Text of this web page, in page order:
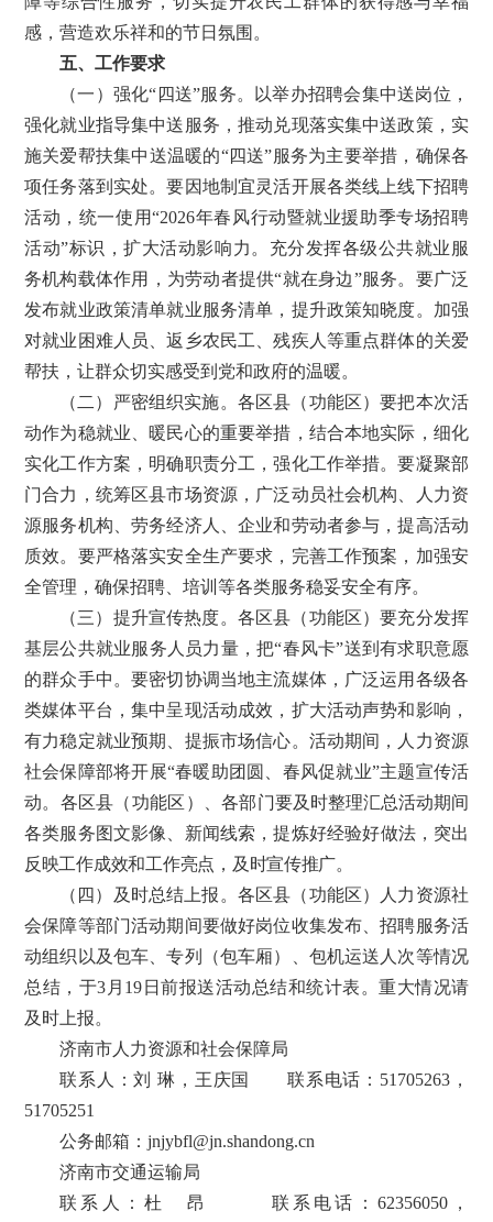
感，营造欢乐祥和的节日氛围。
五、工作要求
（一）强化“四送”服务。以举办招聘会集中送岗位，
强化就业指导集中送服务，推动兑现落实集中送政策，实
施关爱帮扶集中送温暖的“四送”服务为主要举措，确保各
项任务落到实处。要因地制宜灵活开展各类线上线下招聘
活动，统一使用“2026年春风行动暨就业援助季专场招聘
活动”标识，扩大活动影响力。充分发挥各级公共就业服
务机构载体作用，为劳动者提供“就在身边”服务。要广泛
发布就业政策清单就业服务清单，提升政策知晓度。加强
对就业困难人员、返乡农民工、残疾人等重点群体的关爱
帮扶，让群众切实感受到党和政府的温暖。
（二）严密组织实施。各区县（功能区）要把本次活
动作为稳就业、暖民心的重要举措，结合本地实际，细化
实化工作方案，明确职责分工，强化工作举措。要凝聚部
门合力，统筹区县市场资源，广泛动员社会机构、人力资
源服务机构、劳务经济人、企业和劳动者参与，提高活动
质效。要严格落实安全生产要求，完善工作预案，加强安
全管理，确保招聘、培训等各类服务稳妥安全有序。
（三）提升宣传热度。各区县（功能区）要充分发挥
基层公共就业服务人员力量，把“春风卡”送到有求职意愿
的群众手中。要密切协调当地主流媒体，广泛运用各级各
类媒体平台，集中呈现活动成效，扩大活动声势和影响，
有力稳定就业预期、提振市场信心。活动期间，人力资源
社会保障部将开展“春暖助团圆、春风促就业”主题宣传活
动。各区县（功能区）、各部门要及时整理汇总活动期间
各类服务图文影像、新闻线索，提炼好经验好做法，突出
反映工作成效和工作亮点，及时宣传推广。
（四）及时总结上报。各区县（功能区）人力资源社
会保障等部门活动期间要做好岗位收集发布、招聘服务活
动组织以及包车、专列（包车厢）、包机运送人次等情况
总结，于3月19日前报送活动总结和统计表。重大情况请
及时上报。
济南市人力资源和社会保障局
联系人：刘 琳，王庆国 联系电话： 51705263，
51705251
公务邮箱：jnjybfl@jn.shandong.cn
济南市交通运输局
联系人：杜 昂 联系电话：62356050，